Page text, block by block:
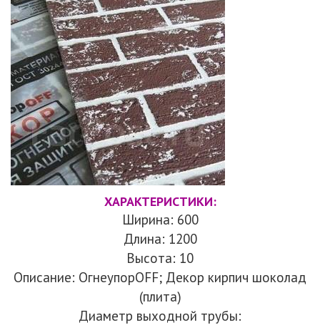
ХАРАКТЕРИСТИКИ:
Ширина: 600
Длина: 1200
Высота: 10
Описание: ОгнеупорOFF; Декор кирпич шоколад
(плита)
Диаметр выходной трубы: